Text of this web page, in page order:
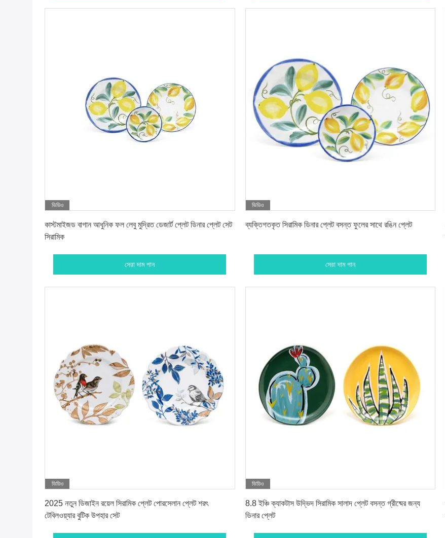
ভিডিও
কাস্টমাইজড বাগান আধুনিক ফল লেবু মুদ্রিত ডেজার্ট প্লেট ডিনার প্লেট সেট
সিরামিক
সেরা দাম পান
ভিডিও
ব্যক্তিগতকৃত সিরামিক ডিনার প্লেট বসন্ত ফুলের সাথে রঙিন প্লেট
সেরা দাম পান
ভিডিও
2025 নতুন ডিজাইন রয়েল সিরামিক প্লেট পোরসেলান প্লেট শরৎ
টেবিলওয়্যার বুটিক উপহার সেট
ভিডিও
8.8 ইঞ্চি ক্যাকটাস উদ্ভিদ সিরামিক সালাদ প্লেট বসন্ত গ্রীষ্মের জন্য
ডিনার প্লেট